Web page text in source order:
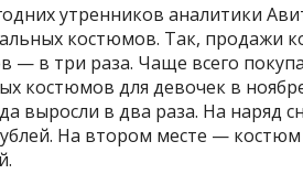
утренников аналитики
костюмов. Так, продажи
— в три раза. Чаще всего
костюмов для девочек в
выросли в два раза. На наряд
На втором месте — костюм